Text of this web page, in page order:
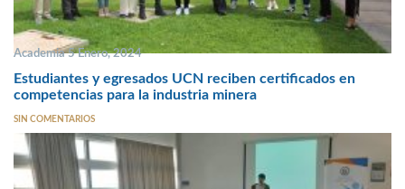
Academia 5 Enero, 2024
Estudiantes y egresados UCN reciben certificados en
competencias para la industria minera
SIN COMENTARIOS